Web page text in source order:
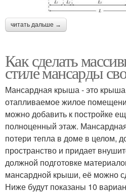
читать дальше →
Как сделать
стиле мансарды
Мансардная крыша - это
отапливаемое жилое
можно добавить к постройке
полноценный этаж.
потери тепла в доме в целом,
пространство и придает
должной подготовке
мансардной крыши, её можно
Ниже будут показаны 10